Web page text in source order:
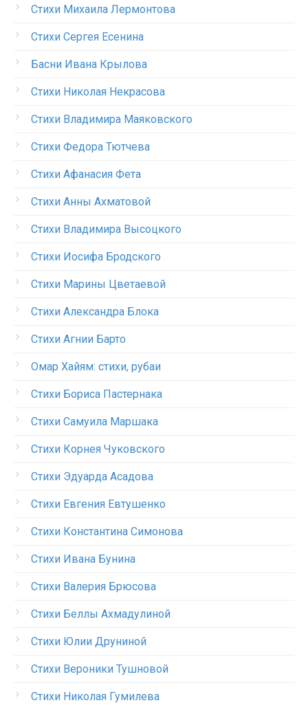
Стихи Михаила Лермонтова
Стихи Сергея Есенина
Басни Ивана Крылова
Стихи Николая Некрасова
Стихи Владимира Маяковского
Стихи Федора Тютчева
Стихи Афанасия Фета
Стихи Анны Ахматовой
Стихи Владимира Высоцкого
Стихи Иосифа Бродского
Стихи Марины Цветаевой
Стихи Александра Блока
Стихи Агнии Барто
Омар Хайям: стихи, рубаи
Стихи Бориса Пастернака
Стихи Самуила Маршака
Стихи Корнея Чуковского
Стихи Эдуарда Асадова
Стихи Евгения Евтушенко
Стихи Константина Симонова
Стихи Ивана Бунина
Стихи Валерия Брюсова
Стихи Беллы Ахмадулиной
Стихи Юлии Друниной
Стихи Вероники Тушновой
Стихи Николая Гумилева